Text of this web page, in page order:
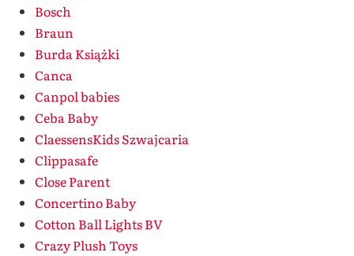
Bosch
Braun
Burda Książki
Canca
Canpol babies
Ceba Baby
ClaessensKids Szwajcaria
Clippasafe
Close Parent
Concertino Baby
Cotton Ball Lights BV
Crazy Plush Toys